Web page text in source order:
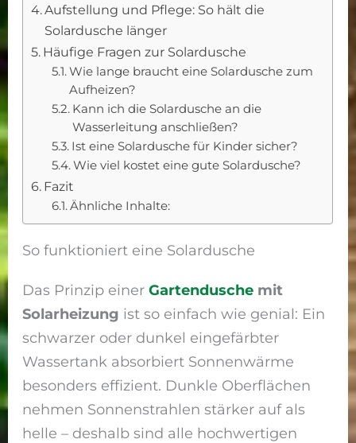
Aufstellung und Pflege: So hält die
Solardusche länger
Häufige Fragen zur Solardusche
Wie lange braucht eine Solardusche zum
Aufheizen?
Kann ich die Solardusche an die
Wasserleitung anschließen?
Ist eine Solardusche für Kinder sicher?
Wie viel kostet eine gute Solardusche?
Fazit
Ähnliche Inhalte:
So funktioniert eine Solardusche
Das Prinzip einerGartendusche mit
Solarheizung ist so einfach wie genial: Ein
schwarzer oder dunkel eingefärbter
Wassertank absorbiert Sonnenwärme
besonders effizient. Dunkle Oberflächen
nehmen Sonnenstrahlen stärker auf als
helle – deshalb sind alle hochwertigen